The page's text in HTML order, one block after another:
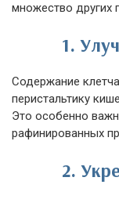
множество других
1.
Содержание
перистальтику
Это особенно
рафинированных
2.